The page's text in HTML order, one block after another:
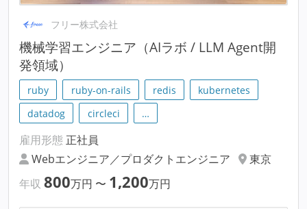
フリー株式会社
機械学習エンジニア（AIラボ / LLM Agent開
発領域）
ruby ruby-on-rails redis
kubernetes
datadog
circleci …
雇用形態 正社員
Webエンジニア／プロダクトエンジニア
東京
年収 800万円 〜 1,200万円